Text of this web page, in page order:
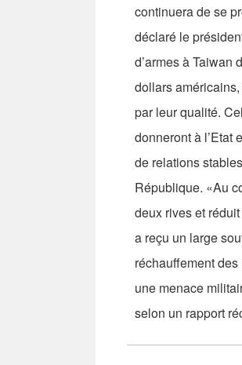
continuera de se
déclaré le
d’armes à Taiwan
dollars
par leur qualité.
donneront à l’Etat
de relations
République. «Au
deux rives et
a reçu un large
réchauffement
une menace
selon un rapport